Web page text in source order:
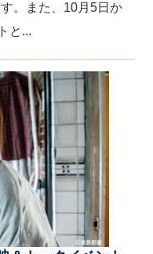
。また、10月5日か
と...